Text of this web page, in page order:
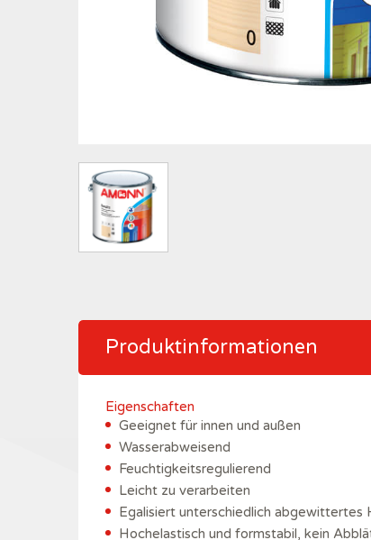
Produktinformationen
Eigenschaften
Geeignet für innen und außen
Wasserabweisend
Feuchtigkeitsregulierend
Leicht zu verarbeiten
Egalisiert unterschiedlich abgewittertes
Hochelastisch und formstabil, kein